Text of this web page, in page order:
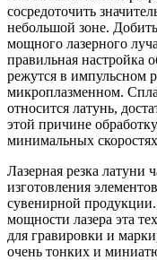
сосредоточить
небольшой зоне.
мощного лазерного
правильная настройка
режутся в импульсном
микроплазменном.
относится латунь,
этой причине
минимальных
Лазерная резка латуни
изготовления
сувенирной
мощности лазера эта
для гравировки и
очень тонких и